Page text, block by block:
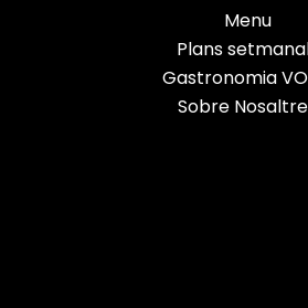
Menu
Plans
Gastronomia
Sobre